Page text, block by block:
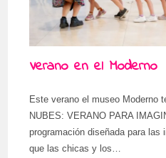
Verano en el Moderno
Este verano el museo Moderno
NUBES: VERANO PARA
programación diseñada para
que las chicas y los…